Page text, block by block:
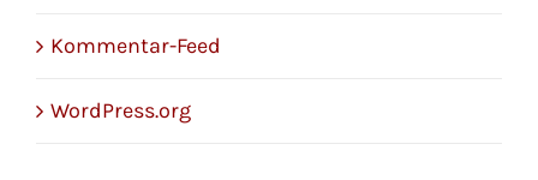
Kommentar-Feed
WordPress.org